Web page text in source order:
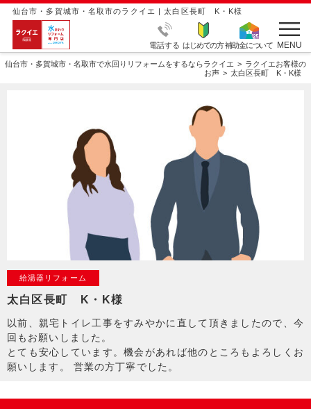
仙台市・多賀城市・名取市のラクイエ | 太白区長町 K・K様
電話する はじめての方補助金について MENU
仙台市・多賀城市・名取市で水回りリフォームをするならラクイエ
ラクイエお客様の
お声
太白区長町 K・K様
給湯器リフォーム
太白区長町 K・K様
以前、親宅トイレ工事をすみやかに直して頂きましたので、今
回もお願いしました。
とても安心しています。機会があれば他のところもよろしくお
願いします。 営業の方丁寧でした。